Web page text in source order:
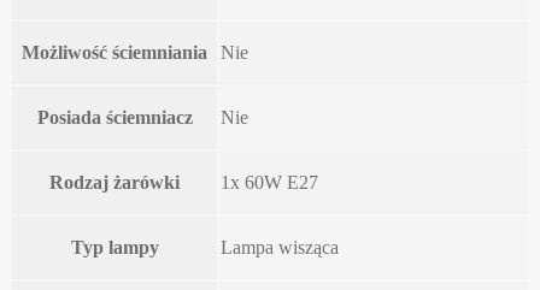
Możliwość ściemniania Nie
Posiada ściemniacz Nie
Rodzaj żarówki 1x 60W E27
Typ lampy Lampa wisząca